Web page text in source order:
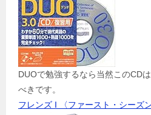
DUOで勉強するなら当然このCD
べきです。
フレンズ I 〈ファースト・シーズ